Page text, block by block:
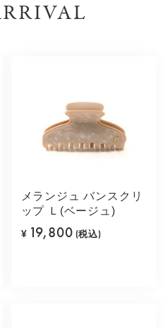
メランジュ バンスクリ
ップ Ｌ(ベージュ)
¥ 19,800 (税込)